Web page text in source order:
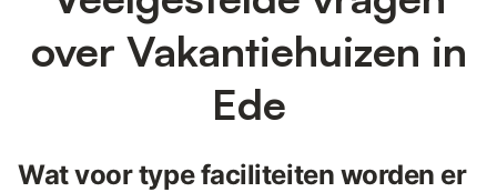
over Vakantiehuizen in
Ede
Wat voor type faciliteiten worden er